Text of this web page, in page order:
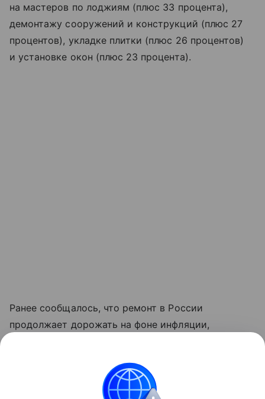
на мастеров по лоджиям (плюс 33 процента),
демонтажу сооружений и конструкций (плюс 27
процентов), укладке плитки (плюс 26 процентов)
и установке окон (плюс 23 процента).
Ранее сообщалось, что ремонт в России
продолжает дорожать на фоне инфляции,
оказался ниже прогнозов.